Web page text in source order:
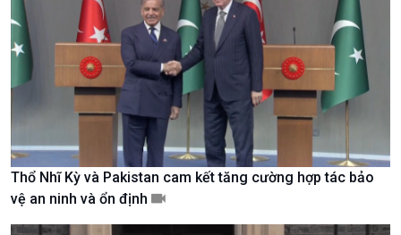
Thổ Nhĩ Kỳ và Pakistan cam kết tăng cường hợp tác bảo
vệ an ninh và ổn định